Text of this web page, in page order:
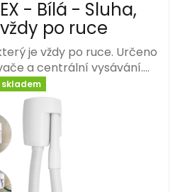
- Bílá - Sluha,
po ruce
je vždy po ruce. Určeno
a centrální vysávání.…
skladem